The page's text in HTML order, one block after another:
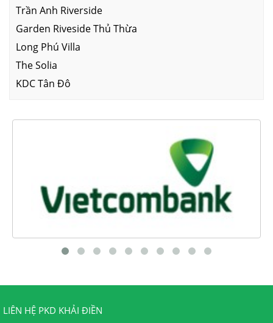
Trần Anh Riverside
Garden Riveside Thủ Thừa
Long Phú Villa
The Solia
KDC Tân Đô
LIÊN HỆ PKD KHẢI ĐIỀN